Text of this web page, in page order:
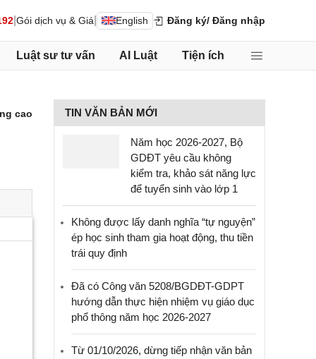
Gói dịch vụ & Giá English Đăng ký/ Đăng nhập
Luật sư tư vấn AI Luật Tiện ích
cao TIN VĂN BẢN MỚI
Năm học 2026-2027, Bộ
GDĐT yêu cầu không
kiểm tra, khảo sát năng lực
để tuyển sinh vào lớp 1
Không được lấy danh nghĩa “tự nguyện”
ép học sinh tham gia hoạt động, thu tiền
trái quy định
Đã có Công văn 5208/BGDĐT-GDPT
hướng dẫn thực hiện nhiệm vụ giáo dục
phổ thông năm học 2026-2027
Từ 01/10/2026, dừng tiếp nhận văn bản